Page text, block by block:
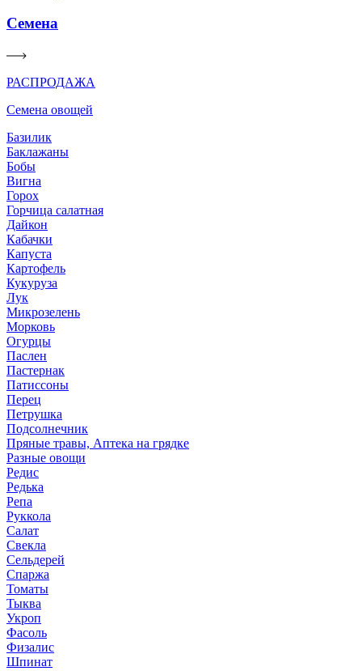
Семена
РАСПРОДАЖА
Семена овощей
Базилик
Баклажаны
Бобы
Вигна
Горох
Горчица салатная
Дайкон
Кабачки
Капуста
Картофель
Кукуруза
Лук
Микрозелень
Морковь
Огурцы
Паслен
Пастернак
Патиссоны
Перец
Петрушка
Подсолнечник
Пряные травы, Аптека на грядке
Разные овощи
Редис
Редька
Репа
Руккола
Салат
Свекла
Сельдерей
Спаржа
Томаты
Тыква
Укроп
Фасоль
Физалис
Шпинат